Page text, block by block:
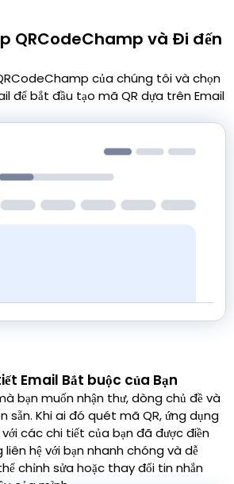
QRCodeChamp và Đi đến
của chúng tôi và chọn
để bắt đầu tạo mã QR dựa trên Email
Email Bắt buộc của Bạn
bạn muốn nhận thư, dòng chủ đề và
sẵn. Khi ai đó quét mã QR, ứng dụng
các chi tiết của bạn đã được điền
liên hệ với bạn nhanh chóng và dễ
chỉnh sửa hoặc thay đổi tin nhắn